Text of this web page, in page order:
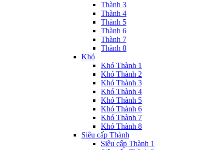
Thành 3
Thành 4
Thành 5
Thành 6
Thành 7
Thành 8
Khó
Khó Thành 1
Khó Thành 2
Khó Thành 3
Khó Thành 4
Khó Thành 5
Khó Thành 6
Khó Thành 7
Khó Thành 8
Siêu cấp Thành
Siêu cấp Thành 1